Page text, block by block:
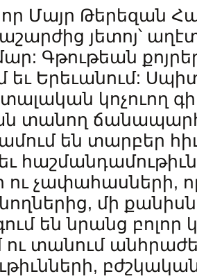
որ Մայր Թերեզան
յետոյ՝
Գթութեան
եւ Երեւանում:
կոչուող
տանող
են տարբեր
հաշմանդամութիւն
ու չափահասների,
մի
են նրանց
ու տանում